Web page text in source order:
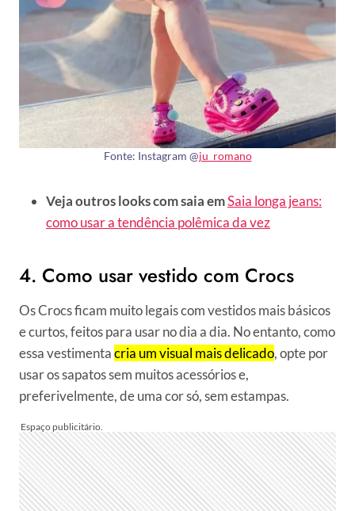
Fonte: Instagram @ju_romano
Veja outros looks com saia emSaia longa jeans:
como usar a tendência polêmica da vez
4. Como usar vestido com Crocs
Os Crocs ficam muito legais com vestidos mais básicos
e curtos, feitos para usar no dia a dia. No entanto, como
essa vestimentacria um visual mais delicado, opte por
usar os sapatos sem muitos acessórios e,
preferivelmente, de uma cor só, sem estampas.